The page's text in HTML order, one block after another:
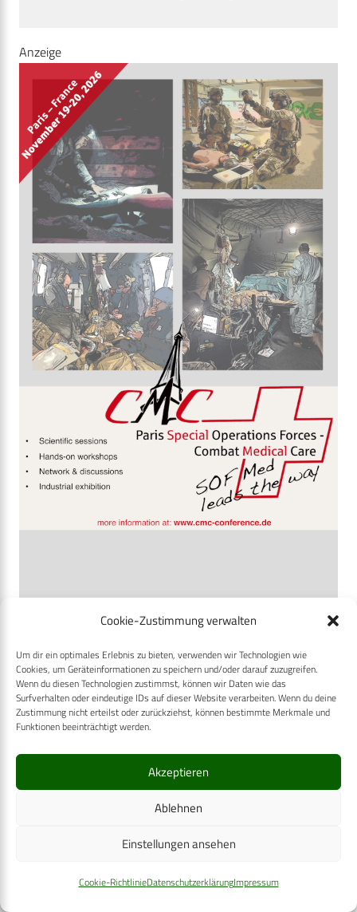
Cookie-Zustimmung verwalten
Um dir ein optimales Erlebnis zu bieten, verwenden wir Technologien wie
Cookies, um Geräteinformationen zu speichern und/oder darauf zuzugreifen.
Wenn du diesen Technologien zustimmst, können wir Daten wie das
Surfverhalten oder eindeutige IDs auf dieser Website verarbeiten. Wenn du deine
Zustimmung nicht erteilst oder zurückziehst, können bestimmte Merkmale und
Funktionen beeinträchtigt werden.
Akzeptieren
Ablehnen
Einstellungen ansehen
Cookie-RichtlinieDatenschutzerklärungImpressum
Anzeige
DEF-JOBS